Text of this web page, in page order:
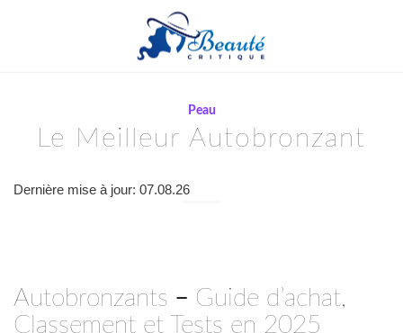
Peau
Le Meilleur Autobronzant
Dernière mise à jour: 07.08.26
Autobronzants – Guide d’achat,
Classement et Tests en 2025